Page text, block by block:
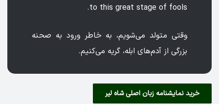
to this great stage of fools.
وقتی متولد می‌شویم، به خاطر ورود به صحنه
بزرگی از آدم‌های ابله، گریه می‌کنیم.
خرید نمایشنامه زبان اصلی شاه لیر